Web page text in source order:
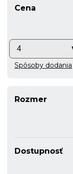
Cena
Spôsoby dodania
Rozmer
Dostupnosť